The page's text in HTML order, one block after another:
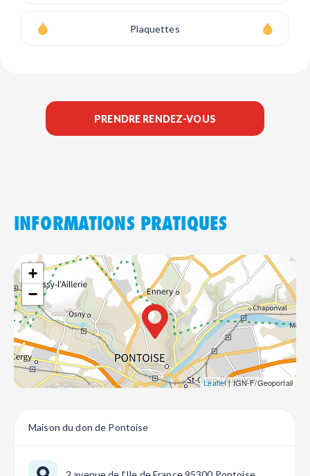
Plaquettes
PRENDRE RENDEZ-VOUS
INFORMATIONS PRATIQUES
+
−
Leaflet| IGN-F/Geoportail
Maison du don de Pontoise